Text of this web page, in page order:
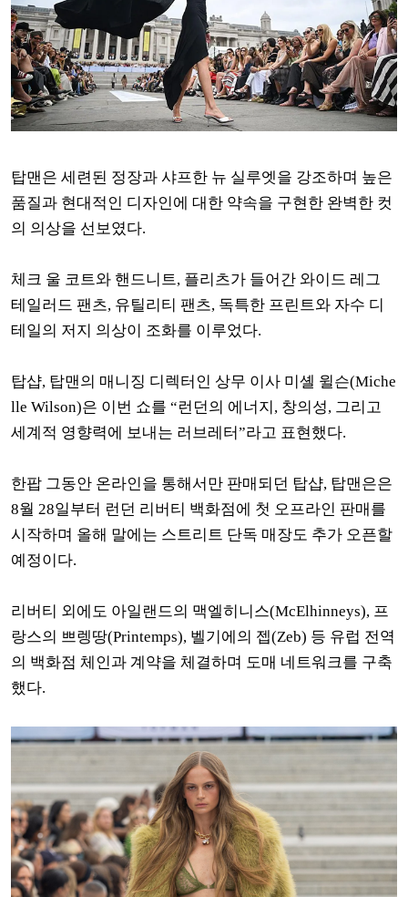
탑맨은 세련된 정장과 샤프한 뉴 실루엣을 강조하며 높은
품질과 현대적인 디자인에 대한 약속을 구현한 완벽한 컷
의 의상을 선보였다.
체크 울 코트와 핸드니트, 플리츠가 들어간 와이드 레그
테일러드 팬츠, 유틸리티 팬츠, 독특한 프린트와 자수 디
테일의 저지 의상이 조화를 이루었다.
탑샵, 탑맨의 매니징 디렉터인 상무 이사 미셸 윌슨(Miche
lle Wilson)은 이번 쇼를 “런던의 에너지, 창의성, 그리고
세계적 영향력에 보내는 러브레터”라고 표현했다.
한팝 그동안 온라인을 통해서만 판매되던 탑샵, 탑맨은은
8월 28일부터 런던 리버티 백화점에 첫 오프라인 판매를
시작하며 올해 말에는 스트리트 단독 매장도 추가 오픈할
예정이다.
리버티 외에도 아일랜드의 맥엘히니스(McElhinneys), 프
랑스의 쁘렝땅(Printemps), 벨기에의 젭(Zeb) 등 유럽 전역
의 백화점 체인과 계약을 체결하며 도매 네트워크를 구축
했다.